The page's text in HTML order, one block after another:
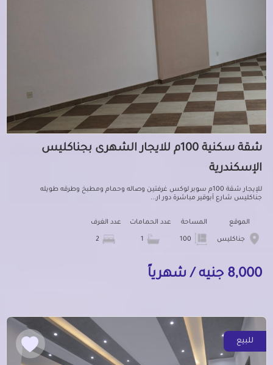
شقة سكنية 100م للايجار الشهرى بجناكليس
الإسكندرية
للإيجار شقة 100م سوبر لوكس غرفتين وصاله وحمام ومطبخ وطرقه طويله
جناكليس شارع أبوقير مباشرة دور ار...
الموقع
جناكليس
المساحة عدد الحمامات عدد الغرف
8,000 جنيه / شهرياً
للبيع